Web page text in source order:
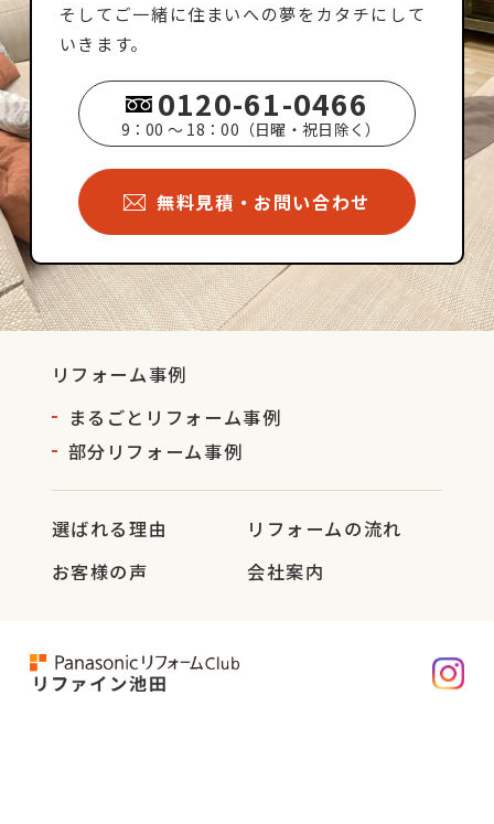
そしてご一緒に住まいへの夢をカタチにして
いきます。
0120-61-0466
9：00 ～ 18：00（日曜・祝日除く）
無料見積・お問い合わせ
リフォーム事例
まるごとリフォーム事例
部分リフォーム事例
選ばれる理由
リフォームの流れ
お客様の声
会社案内